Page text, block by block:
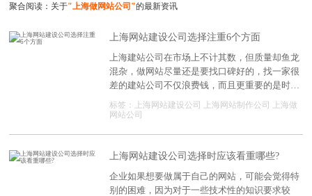
聚合阅读：关于"上海做网站公司"的最新资讯
上海网站建设公司选择注重6个方面
上海建站公司在市场上不计其数，但质量却鱼龙
混杂，做网站尽量还是要找口碑好的，找一家很
差的建站公司不仅浪费钱，而且更重要的是时间
成本，下面我们来聊一聊如何筛选出适合自己的
建站公司。
标签： 上海网站建设公司 上海网站制作公司
上海做
网站公司
上海网站建设公司选择时应该看重哪些?
企业如果想要做属于自己的网站，可能会觉得特
别的困难，因为对于一些技术性的知识要求较